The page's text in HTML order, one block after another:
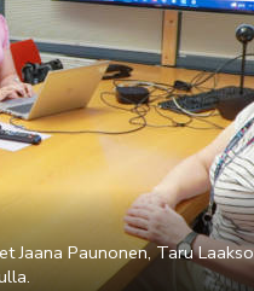
Jaana Paunonen, Taru